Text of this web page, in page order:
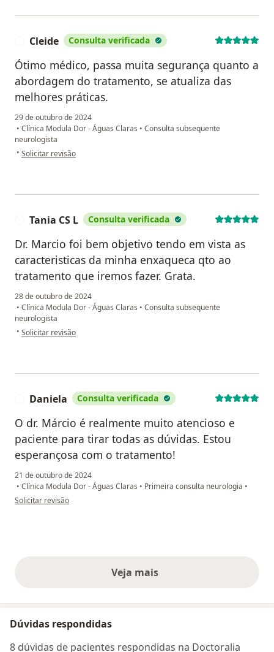
Cleide Consulta verificada
Ótimo médico, passa muita segurança quanto a
abordagem do tratamento, se atualiza das
melhores práticas.
29 de outubro de 2024
• Clínica Modula Dor - Águas Claras • Consulta subsequente
neurologista
• na opinião do utilizador Cleide
Solicitar revisão
Tania CS L Consulta verificada
Dr. Marcio foi bem objetivo tendo em vista as
caracteristicas da minha enxaqueca qto ao
tratamento que iremos fazer. Grata.
28 de outubro de 2024
• Clínica Modula Dor - Águas Claras • Consulta subsequente
neurologista
• na opinião do utilizador Tania CS L
Solicitar revisão
Daniela Consulta verificada
O dr. Márcio é realmente muito atencioso e
paciente para tirar todas as dúvidas. Estou
esperançosa com o tratamento!
21 de outubro de 2024
• Clínica Modula Dor - Águas Claras • Primeira consulta neurologia •
na opinião do utilizador Daniela
Solicitar revisão
Veja maisopiniões acima
Dúvidas respondidas
8 dúvidas de pacientes respondidas na Doctoralia